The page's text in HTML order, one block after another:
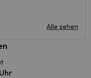
Alle sehen